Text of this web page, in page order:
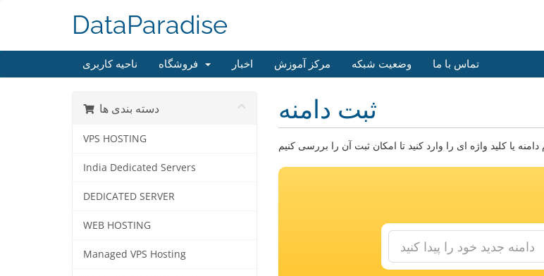
DataParadise
ناحیه کاربری اخبار مرکز آموزش وضعیت شبکه تماس با ما
دسته بندی ها
VPS HOSTING
India Dedicated Servers
DEDICATED SERVER
WEB HOSTING
Managed VPS Hosting
ثبت دامنه